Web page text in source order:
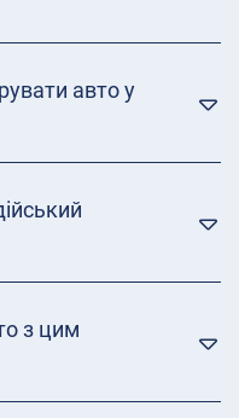
авто у
з цим